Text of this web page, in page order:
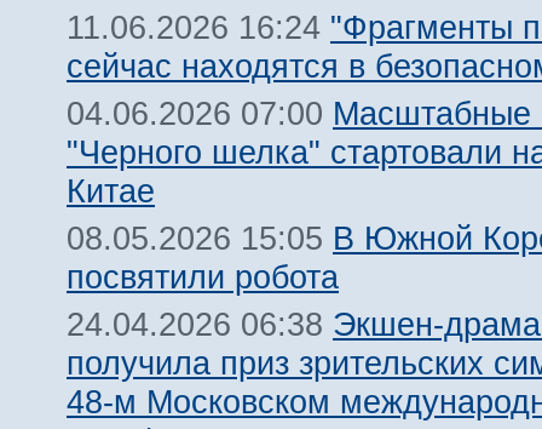
11.06.2026 16:24 "Фрагменты
сейчас находятся в
04.06.2026 07:00 Масштабные
"Черного шелка" стартовали
Китае
08.05.2026 15:05 В Южной
посвятили робота
24.04.2026 06:38 Экшен-
получила приз зрительских
48-м Московском